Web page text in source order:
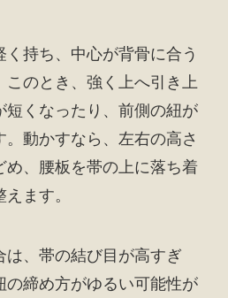
持ち、中心が背骨に合う
このとき、強く上へ引き上
短くなったり、前側の紐が
動かすなら、左右の高さ
め、腰板を帯の上に落ち着
ます。
は、帯の結び目が高すぎ
の締め方がゆるい可能性が